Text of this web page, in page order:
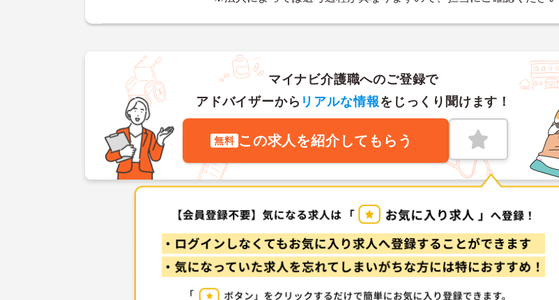
マイナビ介護職へのご登録で
アドバイザーから リアルな情報をじっくり聞けます！
無料 この求人を紹介してもらう